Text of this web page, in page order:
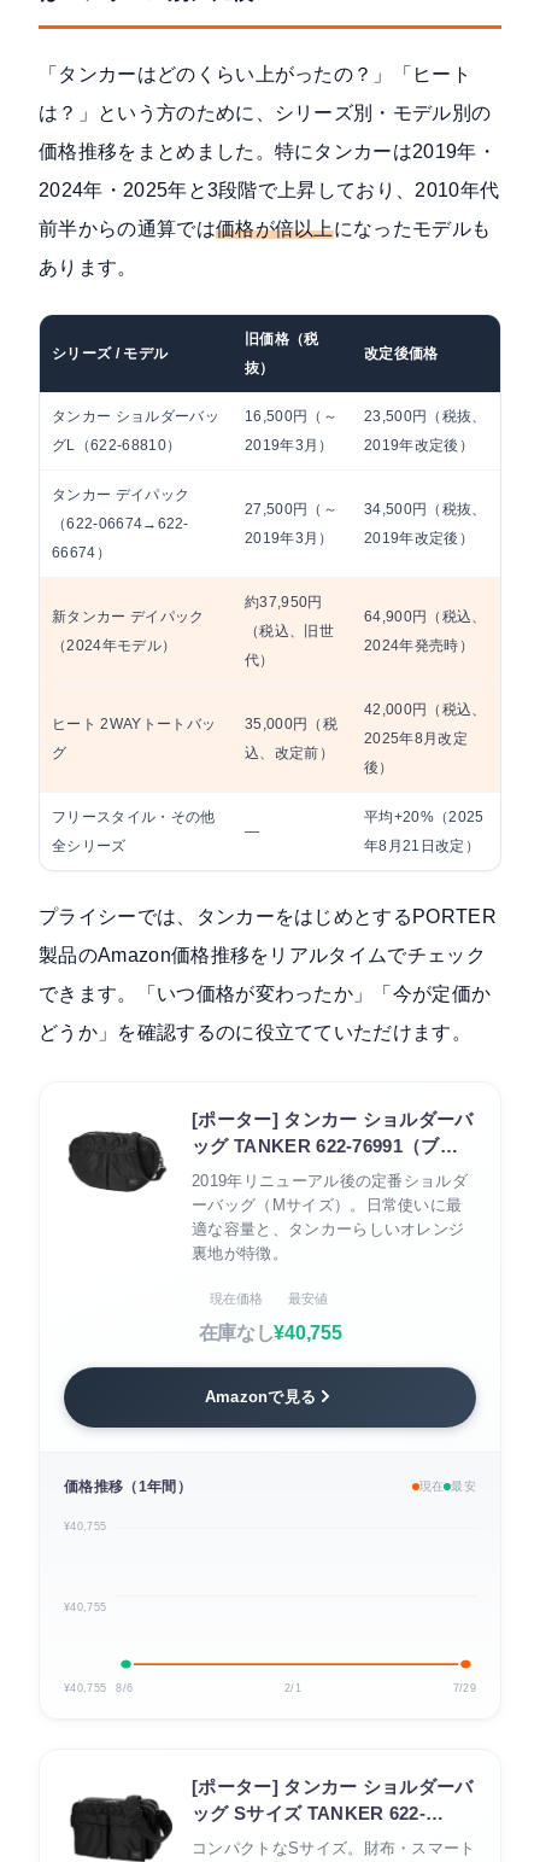
「タンカーはどのくらい上がったの？」「ヒート
は？」という方のために、シリーズ別・モデル別の
価格推移をまとめました。特にタンカーは2019年・
2024年・2025年と3段階で上昇しており、2010年代
前半からの通算では価格が倍以上になったモデルも
あります。
シリーズ / モデル
旧価格（税
抜）
改定後価格
タンカー ショルダーバッ
グL（622-68810）
16,500円（～
2019年3月）
23,500円（税抜、
2019年改定後）
タンカー デイパック
（622-06674→622-
66674）
27,500円（～
2019年3月）
34,500円（税抜、
2019年改定後）
新タンカー デイパック
（2024年モデル）
約37,950円
（税込、旧世
代）
64,900円（税込、
2024年発売時）
ヒート 2WAYトートバッ
グ
35,000円（税
込、改定前）
42,000円（税込、
2025年8月改定
後）
フリースタイル・その他
全シリーズ
―
平均+20%（2025
年8月21日改定）
プライシーでは、タンカーをはじめとするPORTER
製品のAmazon価格推移をリアルタイムでチェック
できます。「いつ価格が変わったか」「今が定価か
どうか」を確認するのに役立てていただけます。
[ポーター] タンカー ショルダーバ
ッグ TANKER 622-76991（ブラ
ック）
2019年リニューアル後の定番ショルダ
ーバッグ（Mサイズ）。日常使いに最
適な容量と、タンカーらしいオレンジ
裏地が特徴。
現在価格
在庫なし
最安値
¥40,755
Amazonで見る
価格推移（1年間） 現在 最安
¥40,755
¥40,755
¥40,755 8/6 2/1 7/29
[ポーター] タンカー ショルダーバ
ッグ Sサイズ TANKER 622-
76963（ブラック）
コンパクトなSサイズ。財布・スマート